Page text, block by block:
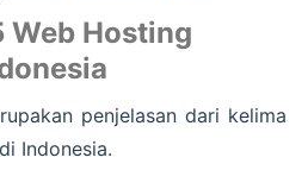
Web Hosting
penjelasan dari kelima
Indonesia.